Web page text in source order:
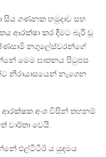
සිය ගණනක හමුදාව සහ
ආරක්ෂා කර දීමට බැරි වූ
නගුලේස්වරන්ගේ
මෙම ඝාතනය පිටුපස
නිරායාසයෙන් නැගෙන
අංශ විසින් තහනම්
වාර්තා වෙයි.
එල්ටීටීඊ ය යුදමය